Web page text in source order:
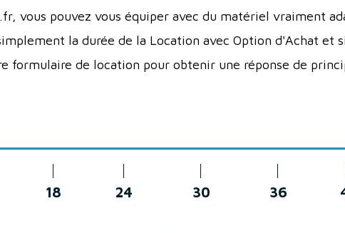
vous pouvez vous équiper avec du matériel vraiment
la durée de la Location avec Option d'Achat et
formulaire de location pour obtenir une réponse de
18 24 30 36